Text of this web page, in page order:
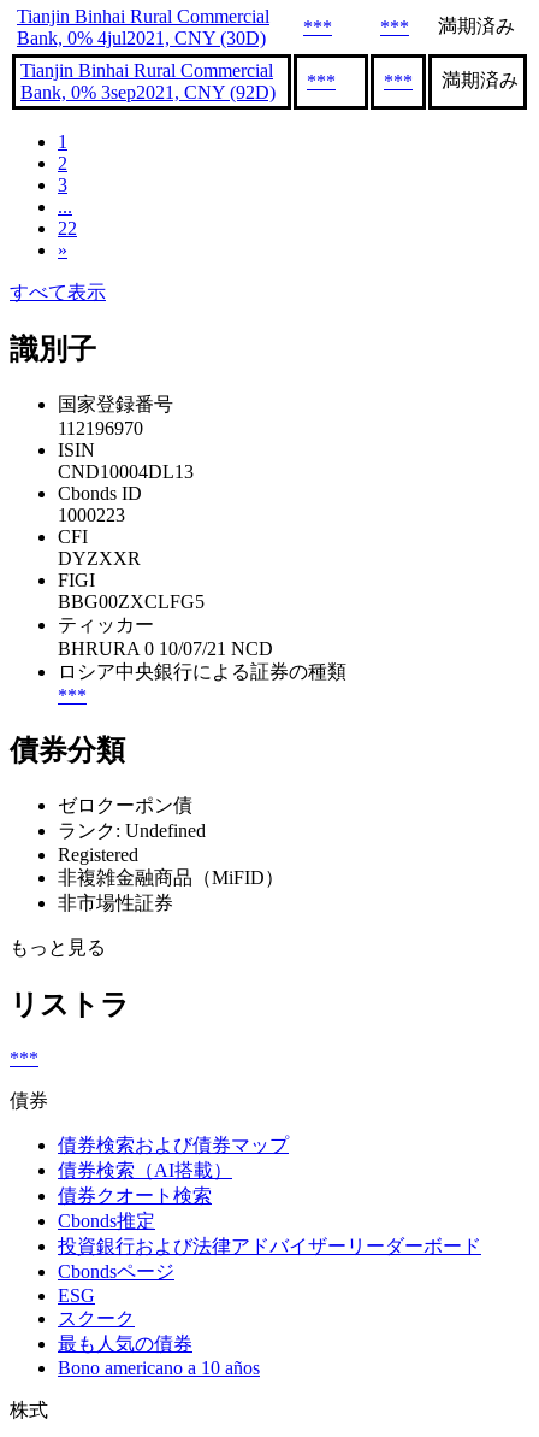
Tianjin Binhai Rural Commercial
Bank, 0% 4jul2021, CNY (30D)
*** *** 満期済み
Tianjin Binhai Rural Commercial
Bank, 0% 3sep2021, CNY (92D)
*** *** 満期済み
1
2
3
...
22
»
すべて表示
識別子
国家登録番号
112196970
ISIN
CND10004DL13
Cbonds ID
1000223
CFI
DYZXXR
FIGI
BBG00ZXCLFG5
ティッカー
BHRURA 0 10/07/21 NCD
ロシア中央銀行による証券の種類
***
債券分類
ゼロクーポン債
ランク: Undefined
Registered
非複雑金融商品（MiFID）
非市場性証券
もっと見る
リストラ
***
債券
債券検索および債券マップ
債券検索（AI搭載）
債券クオート検索
Cbonds推定
投資銀行および法律アドバイザーリーダーボード
Cbondsページ
ESG
スクーク
最も人気の債券
Bono americano a 10 años
株式